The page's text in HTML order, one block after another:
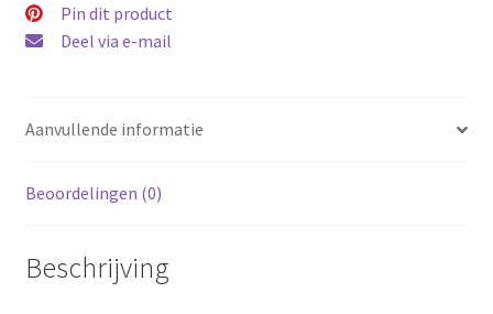
Pin dit product
Deel via e-mail
Aanvullende informatie
Beoordelingen (0)
Beschrijving